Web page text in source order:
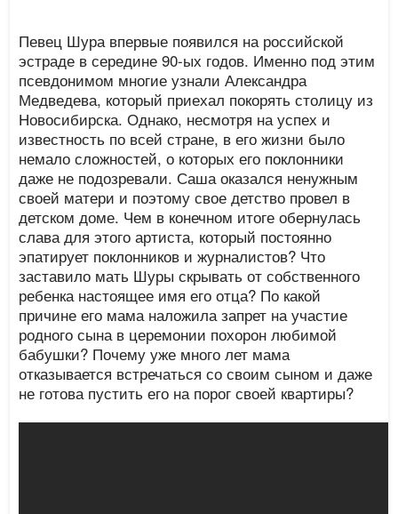
Певец Шура впервые появился на российской
эстраде в середине 90-ых годов. Именно под этим
псевдонимом многие узнали Александра
Медведева, который приехал покорять столицу из
Новосибирска. Однако, несмотря на успех и
известность по всей стране, в его жизни было
немало сложностей, о которых его поклонники
даже не подозревали. Саша оказался ненужным
своей матери и поэтому свое детство провел в
детском доме. Чем в конечном итоге обернулась
слава для этого артиста, который постоянно
эпатирует поклонников и журналистов? Что
заставило мать Шуры скрывать от собственного
ребенка настоящее имя его отца? По какой
причине его мама наложила запрет на участие
родного сына в церемонии похорон любимой
бабушки? Почему уже много лет мама
отказывается встречаться со своим сыном и даже
не готова пустить его на порог своей квартиры?